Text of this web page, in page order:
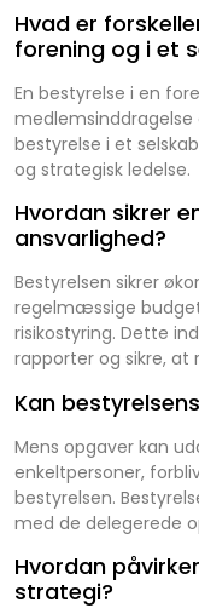
Hvad er
forening og i et
En bestyrelse i en
bestyrelse i et
og strategisk ledelse.
Hvordan sikrer
ansvarlighed?
Bestyrelsen sikrer
regelmæssige
risikostyring. Dette
rapporter og sikre, at
Kan
Mens opgaver kan
enkeltpersoner,
bestyrelsen.
med de delegerede
Hvordan
strategi?